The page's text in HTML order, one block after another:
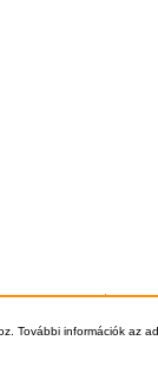
További információk az
Menete
-info@kazankereso.hu